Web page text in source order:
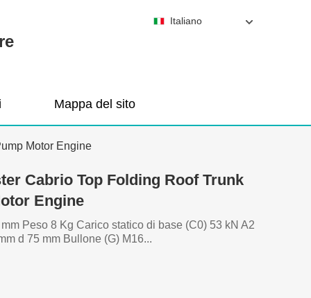
Mappa del sito
Italiano
Motor Engine
Cabrio Top Folding Roof Trunk
Engine
Peso 8 Kg Carico statico di base (C0) 53 kN A2
d 75 mm Bullone (G) M16...